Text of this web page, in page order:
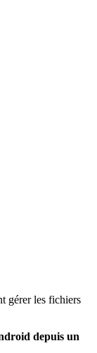
gérer les fichiers
depuis un